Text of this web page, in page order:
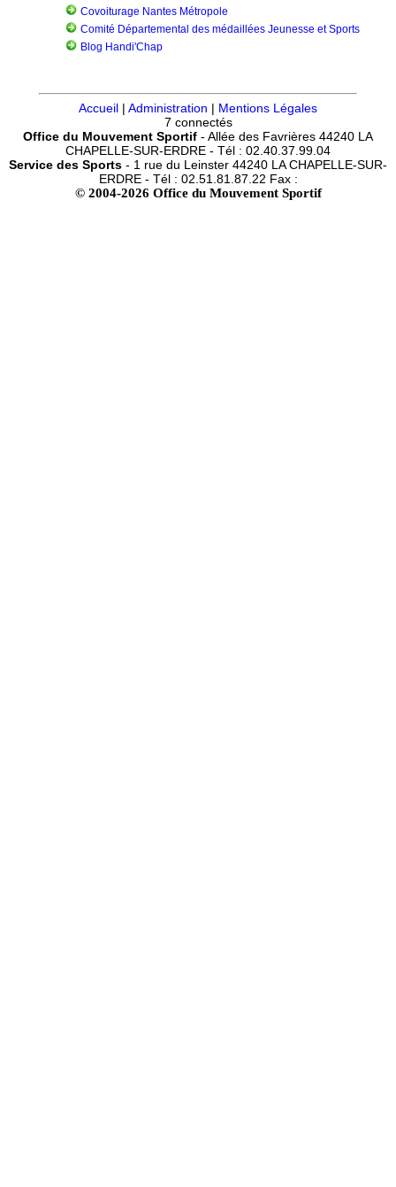
Covoiturage Nantes Métropole
Comité Départemental des médaillées Jeunesse et Sports
Blog Handi'Chap
Accueil | Administration | Mentions Légales
7 connectés
Office du Mouvement Sportif - Allée des Favrières 44240 LA
CHAPELLE-SUR-ERDRE - Tél : 02.40.37.99.04
Service des Sports - 1 rue du Leinster 44240 LA CHAPELLE-SUR-
ERDRE - Tél : 02.51.81.87.22 Fax :
© 2004-2026 Office du Mouvement Sportif